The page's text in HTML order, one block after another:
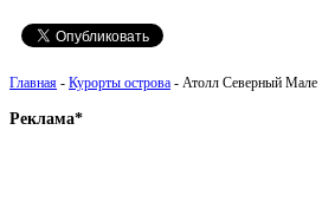
Главная - Курорты острова - Атолл Северный Мале
Реклама*